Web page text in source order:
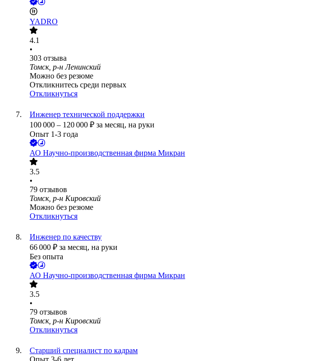
YADRO
4.1
•
303 отзыва
Томск, р-н Ленинский
Можно без резюме
Откликнитесь среди первых
Откликнуться
Инженер технической поддержки
100 000 – 120 000 ₽ за месяц, на руки
Опыт 1-3 года
АО Научно-производственная фирма Микран
3.5
•
79 отзывов
Томск, р-н Кировский
Можно без резюме
Откликнуться
Инженер по качеству
66 000 ₽ за месяц, на руки
Без опыта
АО Научно-производственная фирма Микран
3.5
•
79 отзывов
Томск, р-н Кировский
Откликнуться
Старший специалист по кадрам